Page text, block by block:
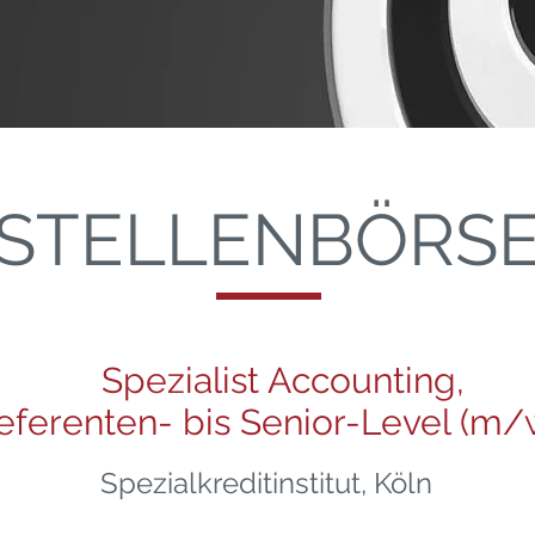
Spezialist Accounting,
bis Senior-Level (m/
Spezialkreditinstitut, Köln